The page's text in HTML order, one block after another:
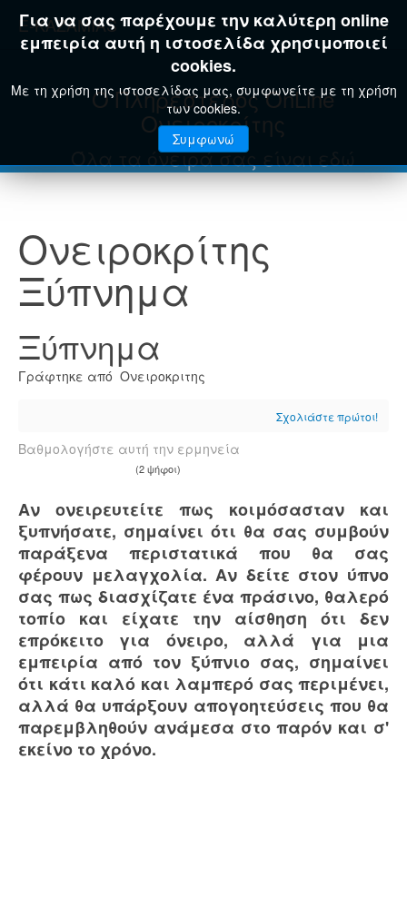
E-KAZAMIAS
Για να σας παρέχουμε την καλύτερη online
εμπειρία αυτή η ιστοσελίδα χρησιμοποιεί
cookies.
Με τη χρήση της ιστοσελίδας μας, συμφωνείτε με τη χρήση
των cookies.
Συμφωνώ
Ο Πληρέστερος OnLine
Ονειροκρίτης
Όλα τα όνειρά σας είναι εδώ
Ονειροκρίτης
Ξύπνημα
Ξύπνημα
Γράφτηκε από Ονειροκριτης
Σχολιάστε πρώτοι!
Βαθμολογήστε αυτή την ερμηνεία
(2 ψήφοι)
Αν ονειρευτείτε πως κοιμόσασταν και
ξυπνήσατε, σημαίνει ότι θα σας συμβούν
παράξενα περιστατικά που θα σας
φέρουν μελαγχολία. Αν δείτε στον ύπνο
σας πως διασχίζατε ένα πράσινο, θαλερό
τοπίο και είχατε την αίσθηση ότι δεν
επρόκειτο για όνειρο, αλλά για μια
εμπειρία από τον ξύπνιο σας, σημαίνει
ότι κάτι καλό και λαμπερό σας περιμένει,
αλλά θα υπάρξουν απογοητεύσεις που θα
παρεμβληθούν ανάμεσα στο παρόν και σ'
εκείνο το χρόνο.